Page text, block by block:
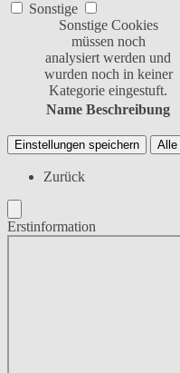
Sonstige
Sonstige Cookies
müssen noch
analysiert werden und
wurden noch in keiner
Kategorie eingestuft.
Name Beschreibung
Einstellungen speichern Alle
Zurück
Erstinformation